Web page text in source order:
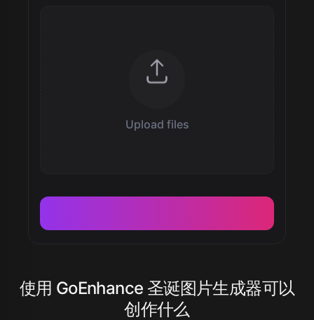
Upload files
使用 GoEnhance 圣诞图片生成器可以
创作什么